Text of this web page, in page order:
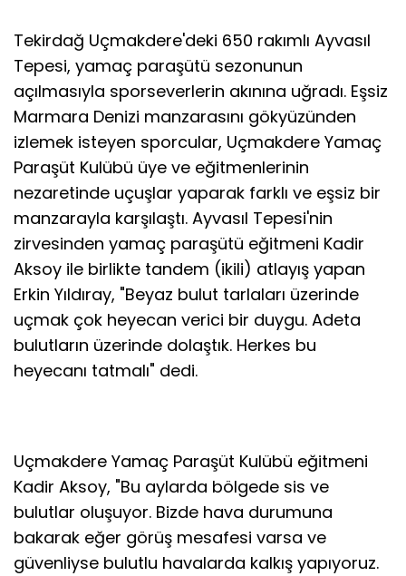
Tekirdağ Uçmakdere'deki 650 rakımlı Ayvasıl
Tepesi, yamaç paraşütü sezonunun
açılmasıyla sporseverlerin akınına uğradı. Eşsiz
Marmara Denizi manzarasını gökyüzünden
izlemek isteyen sporcular, Uçmakdere Yamaç
Paraşüt Kulübü üye ve eğitmenlerinin
nezaretinde uçuşlar yaparak farklı ve eşsiz bir
manzarayla karşılaştı. Ayvasıl Tepesi'nin
zirvesinden yamaç paraşütü eğitmeni Kadir
Aksoy ile birlikte tandem (ikili) atlayış yapan
Erkin Yıldıray, "Beyaz bulut tarlaları üzerinde
uçmak çok heyecan verici bir duygu. Adeta
bulutların üzerinde dolaştık. Herkes bu
heyecanı tatmalı" dedi.
Uçmakdere Yamaç Paraşüt Kulübü eğitmeni
Kadir Aksoy, "Bu aylarda bölgede sis ve
bulutlar oluşuyor. Bizde hava durumuna
bakarak eğer görüş mesafesi varsa ve
güvenliyse bulutlu havalarda kalkış yapıyoruz.